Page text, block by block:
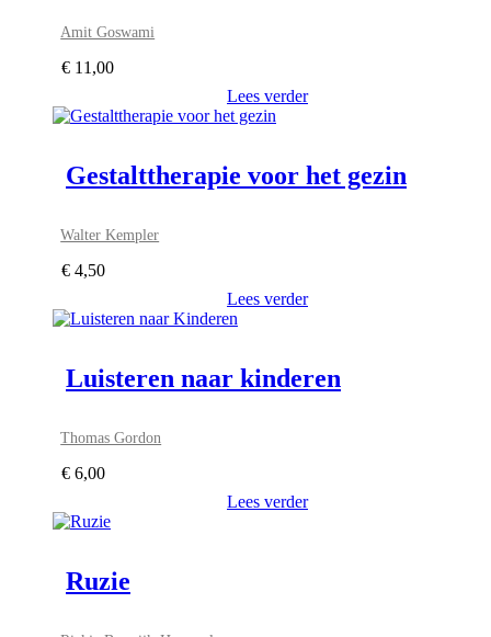
Amit Goswami
€ 11,00
Lees verder
Gestalttherapie voor het gezin
Walter Kempler
€ 4,50
Lees verder
Luisteren naar kinderen
Thomas Gordon
€ 6,00
Lees verder
Ruzie